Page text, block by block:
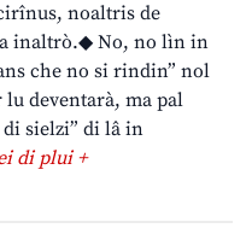
noaltris de
inaltrò.◆ No, no lìn in
che no si rindin” nol
lu deventarà, ma pal
sielzi” di lâ in
di plui +